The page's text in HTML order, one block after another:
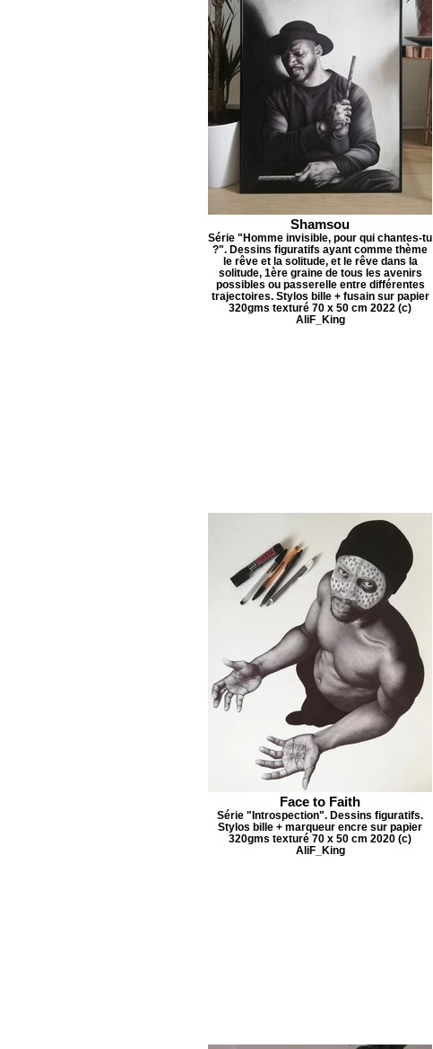
Shamsou
Série "Homme invisible, pour qui chantes-tu
?". Dessins figuratifs ayant comme thème
le rêve et la solitude, et le rêve dans la
solitude, 1ère graine de tous les avenirs
possibles ou passerelle entre différentes
trajectoires. Stylos bille + fusain sur papier
320gms texturé 70 x 50 cm 2022 (c)
AliF_King
Face to Faith
Série "Introspection". Dessins figuratifs.
Stylos bille + marqueur encre sur papier
320gms texturé 70 x 50 cm 2020 (c)
AliF_King